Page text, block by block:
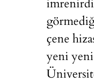
çene
yeni